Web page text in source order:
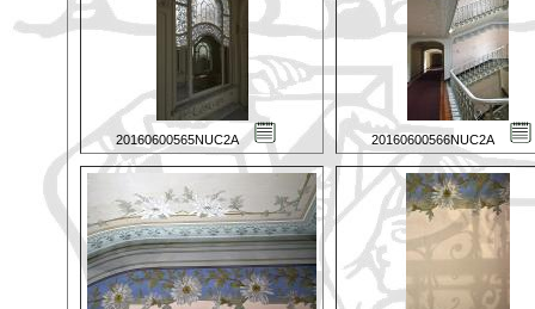
20160600565NUC2A 20160600566NUC2A